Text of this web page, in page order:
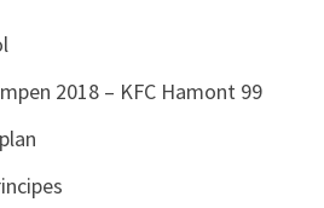
2018 – KFC Hamont 99